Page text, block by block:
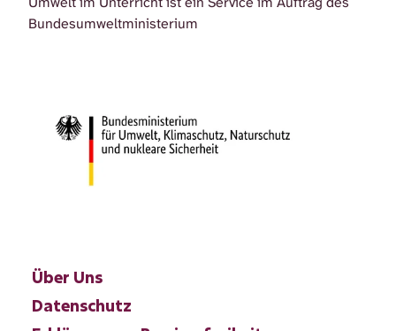
Bundesumweltministerium
Über Uns
Datenschutz